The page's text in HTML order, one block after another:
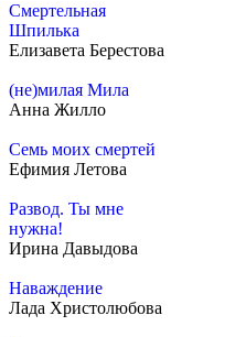
Смертельная
Шпилька
Елизавета Берестова
(не)милая Мила
Анна Жилло
Семь моих смертей
Ефимия Летова
Развод. Ты мне
нужна!
Ирина Давыдова
Наваждение
Лада Христолюбова